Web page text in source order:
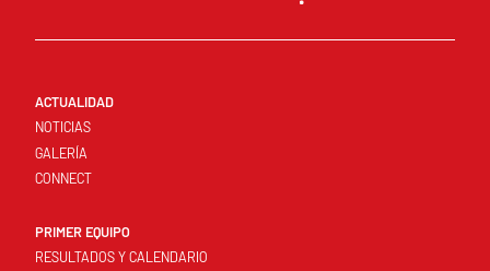
ACTUALIDAD
NOTICIAS
GALERÍA
CONNECT
PRIMER EQUIPO
RESULTADOS Y CALENDARIO